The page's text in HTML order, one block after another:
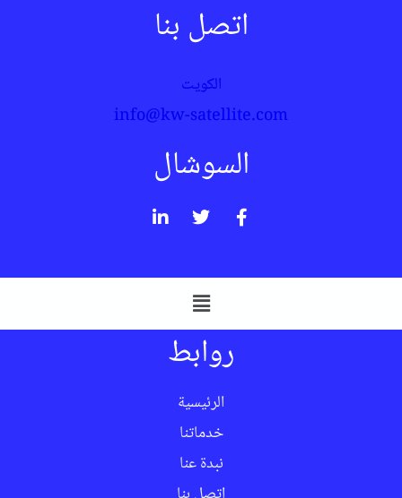
اتصل بنا
الكويت
info@kw-satellite.com
السوشال
روابط
الرئيسية
خدماتنا
نبدة عنا